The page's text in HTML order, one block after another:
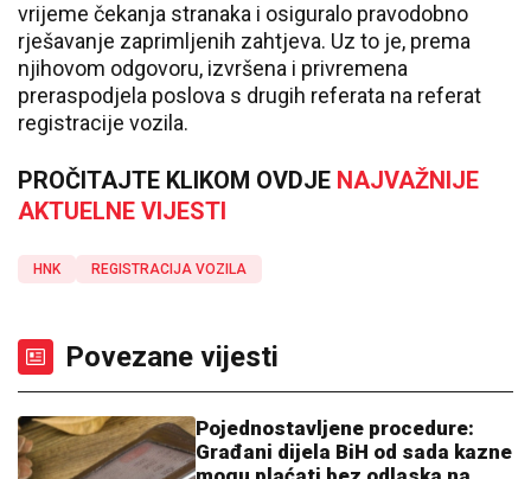
vrijeme čekanja stranaka i osiguralo pravodobno
rješavanje zaprimljenih zahtjeva. Uz to je, prema
njihovom odgovoru, izvršena i privremena
preraspodjela poslova s drugih referata na referat
registracije vozila.
PROČITAJTE KLIKOM OVDJE NAJVAŽNIJE
AKTUELNE VIJESTI
HNK REGISTRACIJA VOZILA
Povezane vijesti
Pojednostavljene procedure:
Građani dijela BiH od sada kazne